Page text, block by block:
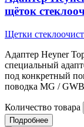
щёток
Щетки
Адаптер Heyner
специальный
под конкретный
поводка MG /
Количество товара
Подробнее